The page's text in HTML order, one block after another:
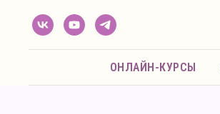
ОНЛАЙН-КУРСЫ